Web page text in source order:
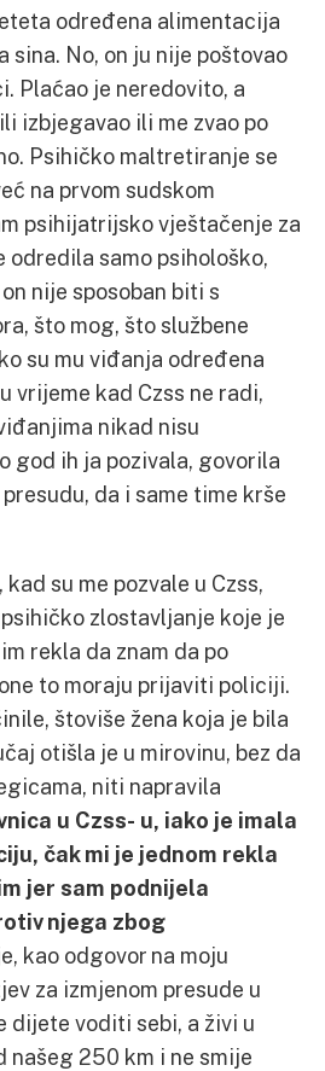
određena alimentacija
sina. No, on ju nije poštovao
Plaćao je neredovito, a
izbjegavao ili me zvao po
Psihičko maltretiranje se
na prvom sudskom
psihijatrijsko vještačenje za
odredila samo psihološko,
nije sposoban biti s
što mog, što službene
su mu viđanja određena
vrijeme kad Czss ne radi,
nikad nisu
god ih ja pozivala, govorila
da i same time krše
su me pozvale u Czss,
zlostavljanje koje je
rekla da znam da po
to moraju prijaviti policiji.
štoviše žena koja je bila
otišla je u mirovinu, bez da
niti napravila
u Czss- u, iako je imala
čak mi je jednom rekla
jer sam podnijela
njega zbog
kao odgovor na moju
za izmjenom presude u
dijete voditi sebi, a živi u
našeg 250 km i ne smije